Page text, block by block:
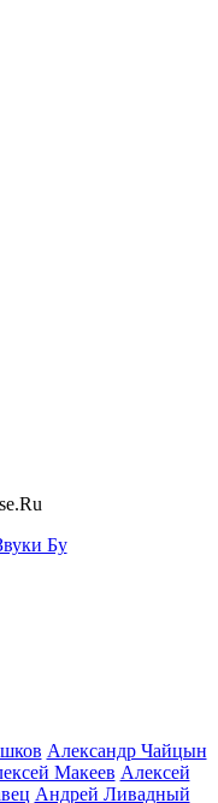
Бу
Александр Чайцын
Макеев Алексей
Андрей Ливадный